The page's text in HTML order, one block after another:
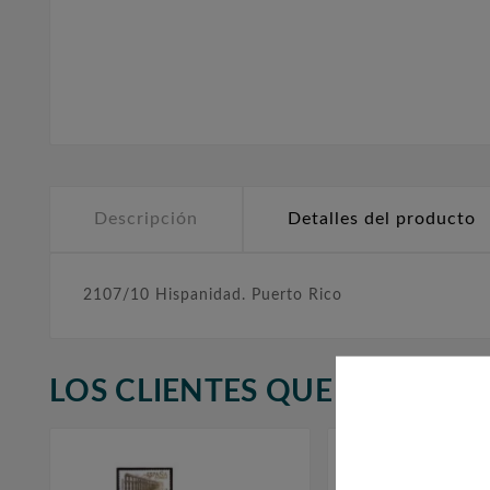
Descripción Detalles del producto
2107/10 Hispanidad. Puerto Rico
LOS CLIENTES QUE